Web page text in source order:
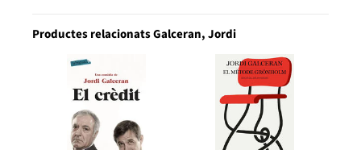
Productes relacionats Galceran, Jordi